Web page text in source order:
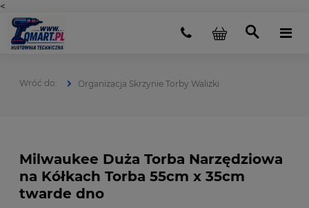
<
Organizacja Skrzynie Torby Walizki
Milwaukee Duża Torba Narzędziowa
na Kółkach Torba 55cm x 35cm
twarde dno